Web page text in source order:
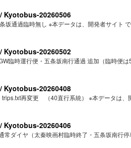
Kyotobus-20260506
坂通過臨時無し ※本データは、開発者サイト
Kyotobus-20260502
臨時運行便・五条坂南行通過 追加（臨時便
Kyotobus-20260408
trips.txt再変更 （40直行系統） ※本データは
Kyotobus-20260406
常ダイヤ（太秦映画村臨時終了・五条坂南行